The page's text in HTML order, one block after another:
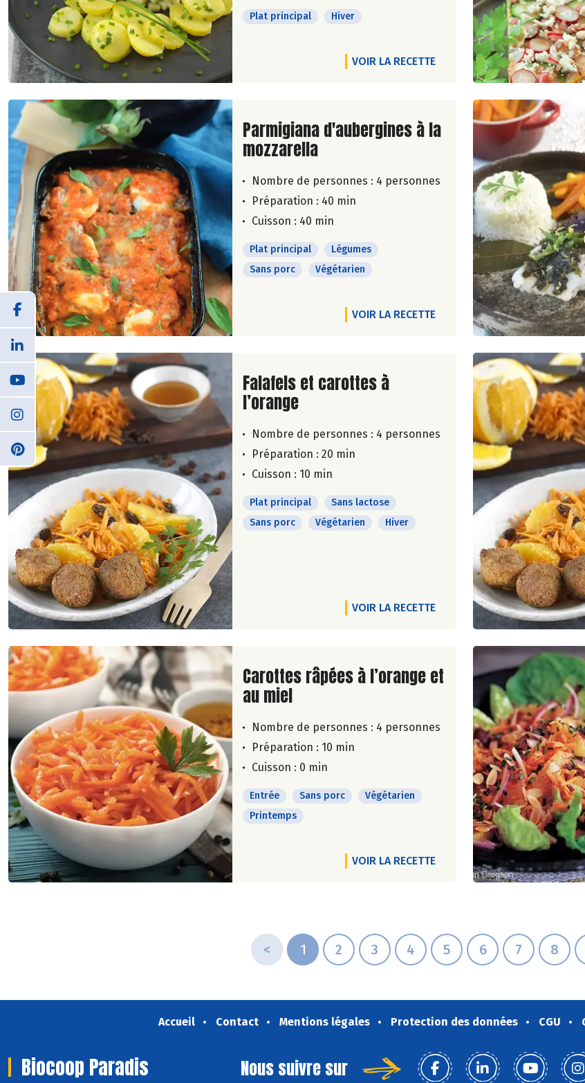
Plat principal Hiver
VOIR LA RECETTE
Lire la suite de la recette
Parmigiana d'aubergines à la
mozzarella
Nombre de personnes : 4 personnes
Préparation : 40 min
Cuisson : 40 min
Plat principal
Légumes
Sans porc
Végétarien
VOIR LA RECETTE
Lire la suite de la recette
Falafels et carottes à
l’orange
Nombre de personnes : 4 personnes
Préparation : 20 min
Cuisson : 10 min
Plat principal
Sans lactose
Sans porc
Végétarien Hiver
VOIR LA RECETTE
Lire la suite de la recette
Carottes râpées à l’orange et
au miel
Nombre de personnes : 4 personnes
Préparation : 10 min
Cuisson : 0 min
Entrée Sans porc
Végétarien
Printemps
VOIR LA RECETTE
< 1 2 3 4 5 6 7 8
Accueil Contact Mentions légales Protection des données CGU
Biocoop Paradis Nous suivre sur